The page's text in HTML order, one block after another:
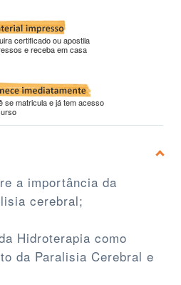
certificado ou apostila
e receba em casa
se matricula e já tem acesso
a importância da
cerebral;
Hidroterapia como
da Paralisia Cerebral e